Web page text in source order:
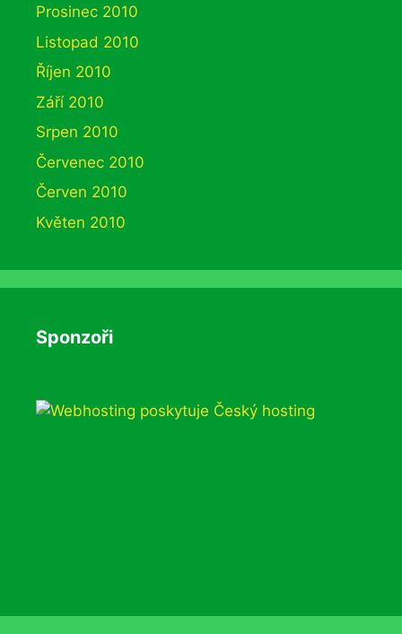
Prosinec 2010
Listopad 2010
Říjen 2010
Září 2010
Srpen 2010
Červenec 2010
Červen 2010
Květen 2010
Sponzoři